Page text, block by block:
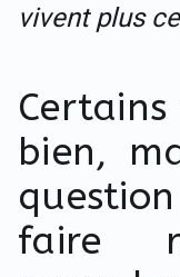
vivent plus
bien,
faire